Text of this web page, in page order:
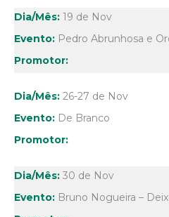
19 de Nov
Pedro Abrunhosa e
26-27 de Nov
De Branco
30 de Nov
Bruno Nogueira –